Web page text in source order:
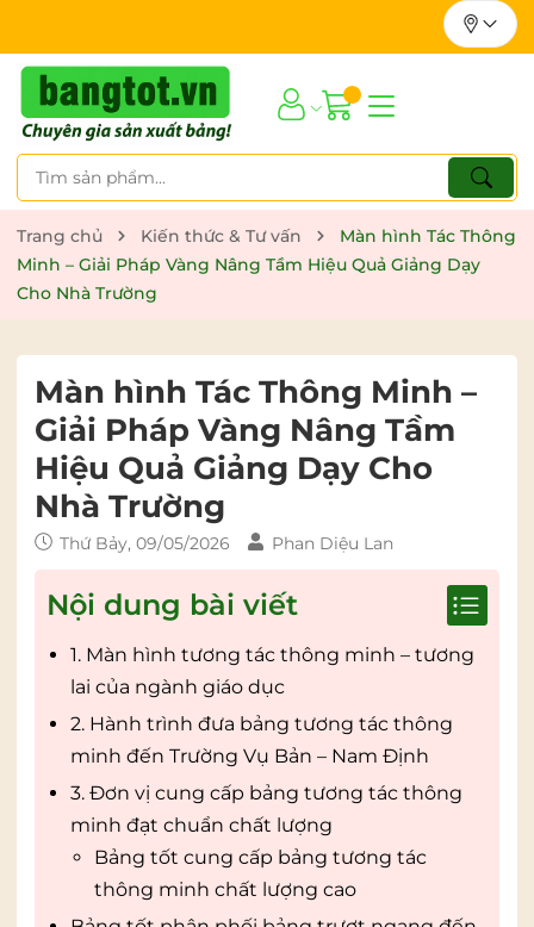
Trang chủ Kiến thức & Tư vấn
Màn hình Tác Thông
Minh – Giải Pháp Vàng Nâng Tầm Hiệu Quả Giảng Dạy
Cho Nhà Trường
Màn hình Tác Thông Minh –
Giải Pháp Vàng Nâng Tầm
Hiệu Quả Giảng Dạy Cho
Nhà Trường
Thứ Bảy, 09/05/2026 Phan Diệu Lan
Nội dung bài viết
1. Màn hình tương tác thông minh – tương
lai của ngành giáo dục
2. Hành trình đưa bảng tương tác thông
minh đến Trường Vụ Bản – Nam Định
3. Đơn vị cung cấp bảng tương tác thông
minh đạt chuẩn chất lượng
Bảng tốt cung cấp bảng tương tác
thông minh chất lượng cao